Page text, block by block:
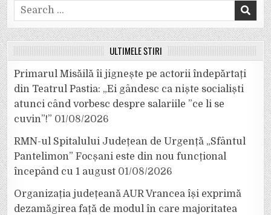
Search
for:
ULTIMELE ȘTIRI
Primarul Misăilă îi jignește pe actorii îndepărtați
din Teatrul Pastia: „Ei gândesc ca niște socialiști
atunci când vorbesc despre salariile ”ce li se
cuvin”!” 01/08/2026
RMN-ul Spitalului Județean de Urgență „Sfântul
Pantelimon” Focșani este din nou funcțional
începând cu 1 august 01/08/2026
Organizația județeană AUR Vrancea își exprimă
dezamăgirea față de modul în care majoritatea